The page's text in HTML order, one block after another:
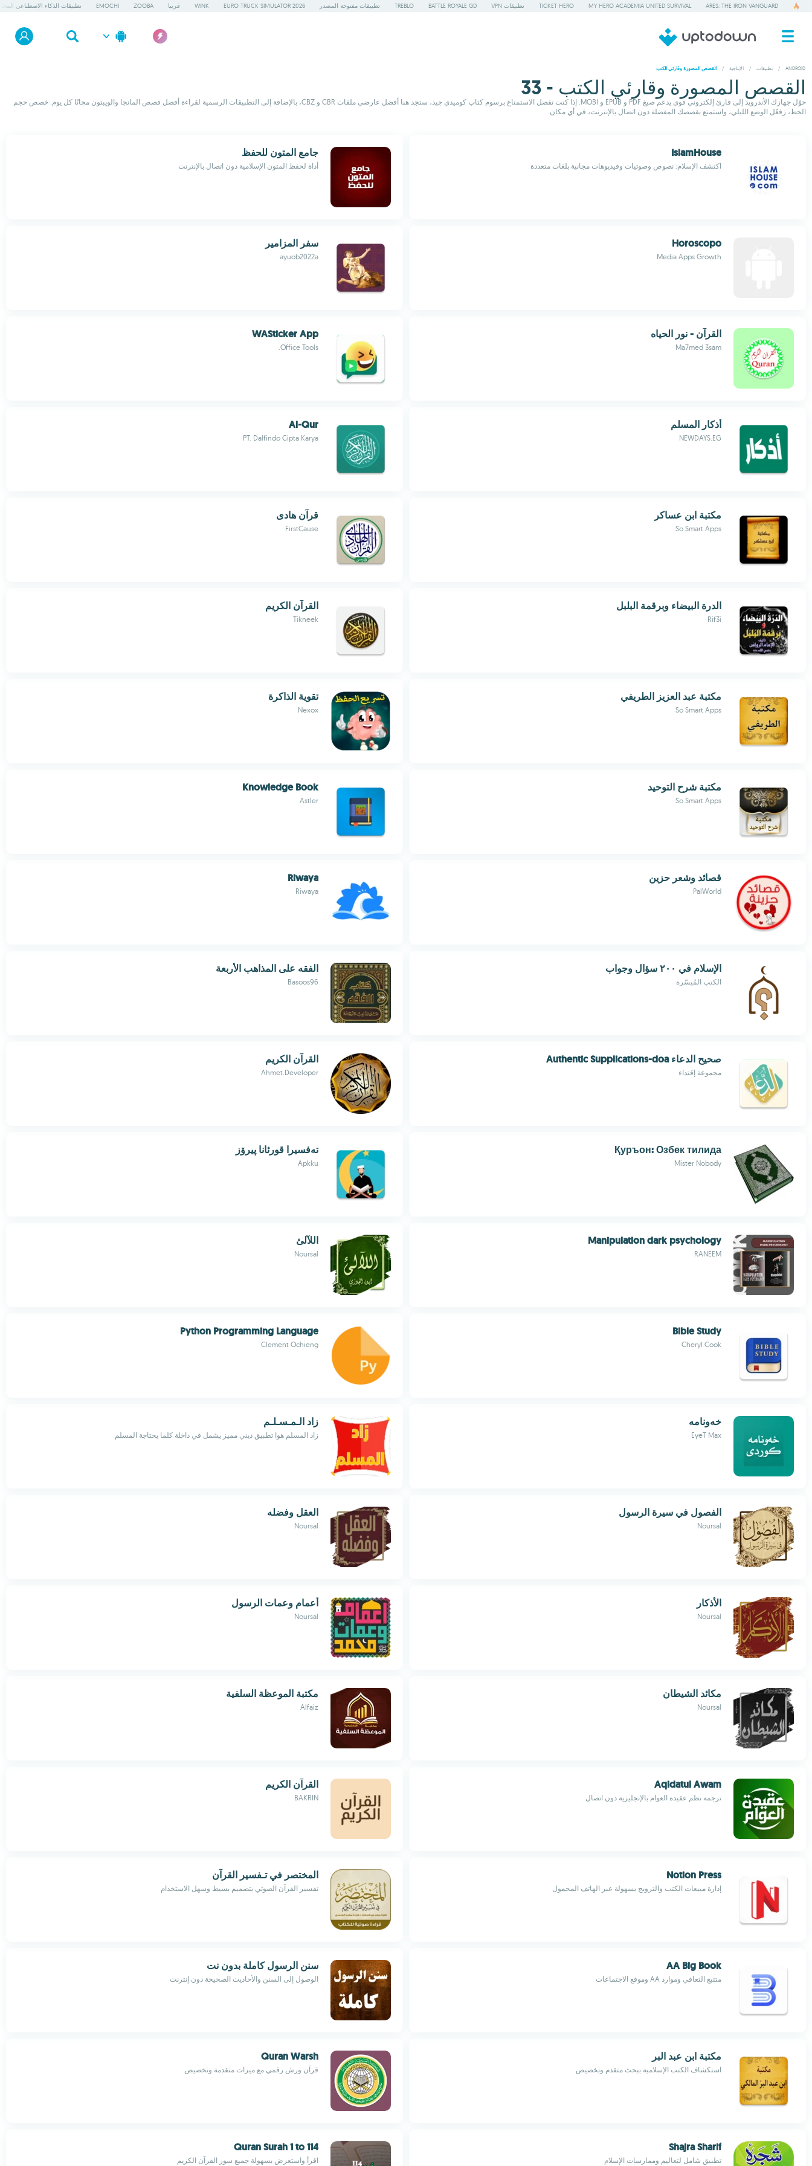
ARES: THE IRON VANGUARD
MY HERO ACADEMIA UNITED SURVIVAL
TICKET HERO تطبيقات VPN BATTLE ROYALE GD
TREBLO تطبيقات مفتوحة المصدر EURO TRUCK SIMULATOR 2026
WINK قريبا ZOOBA
EMOCHI تطبيقات الذكاء الاصطناعي
ANDROID
/ تطبيقات / الإنتاجية / القصص المصورة وقارئي الكتب
القصص المصورة وقارئي الكتب - 33
حوّل جهازك الأندرويد إلى قارئ إلكتروني قوي يدعم صيغ PDF و EPUB و MOBI. إذا كنت تفضل الاستمتاع برسوم كتاب كوميدي جيد، ستجد هنا أفضل عارضي ملفات CBR و CBZ، بالإضافة إلى التطبيقات الرسمية لقراءة أفضل قصص المانجا والويبتون مجانًا كل يوم. خصص حجم
الخط، زفعّل الوضع الليلي، واستمتع بقصصك المفضلة دون اتصال بالإنترنت، في أي مكان.
IslamHouse
اكتشف الإسلام: نصوص وصوتيات وفيديوهات مجانية بلغات متعددة
جامع المتون للحفظ
أداة لحفظ المتون الإسلامية دون اتصال بالإنترنت
Horoscopo
Media Apps Growth
سفر المزامير
ayuob2022a
القرآن - نور الحياه
Ma7med 3sam
WASticker App
Office Tools.
أذكار المسلم
NEWDAYS.EG
Al-Qur
PT. Dalfindo Cipta Karya
مكتبة ابن عساكر
So Smart Apps
قرآن هادی
FirstCause
الدرة البيضاء وبرقمة البلبل
Rif3i
القرآن الكريم
Tikneek
مكتبة عبد العزيز الطريفي
So Smart Apps
تقوية الذاكرة
Nexox
مكتبة شرح التوحيد
So Smart Apps
Knowledge Book
Astler
قصائد وشعر حزين
PalWorld
Riwaya
Riwaya
الإسلام في ٢٠٠ سؤال وجواب
الكتب المُيسّرة
الفقه على المذاهب الأربعة
Basoos96
صحيح الدعاء Authentic Supplications-doa
مجموعة إقتداء
القرآن الكريم
Ahmet.Developer
Қуръон: Озбек тилида
Mister Nobody
تەفسیرا قورئانا پیرۆز
Apkku
Manipulation dark psychology
RANEEM
اللآلئ
Noursal
Bible Study
Cheryl Cook
Python Programming Language
Clement Ochieng
خەونامە
EyeT Max
زاد الـمـسـلـم
زاد المسلم هوا تطبيق ديني مميز يشمل في داخلة كلما يحتاجة المسلم
الفصول في سيرة الرسول
Noursal
العقل وفضله
Noursal
الأذكار
Noursal
أعمام وعمات الرسول
Noursal
مكائد الشيطان
Noursal
مكتبة الموعظة السلفية
Alfaiz
Aqidatul Awam
ترجمة نظم عقيدة العوام بالإنجليزية دون اتصال
القرآن الكريم
BAKRIN
Notion Press
إدارة مبيعات الكتب والترويج بسهولة عبر الهاتف المحمول
المختصر في تـفسير القرآن
تفسير القرآن الصوتي بتصميم بسيط وسهل الاستخدام
AA Big Book
متتبع التعافي وموارد AA وموقع الاجتماعات
سنن الرسول كاملة بدون نت
الوصول إلى السنن والأحاديث الصحيحة دون إنترنت
مكتبة ابن عبد البر
استكشاف الكتب الإسلامية ببحث متقدم وتخصيص
Quran Warsh
قرآن ورش رقمي مع ميزات متقدمة وتخصيص
Shajra Sharif
تطبيق شامل لتعاليم وممارسات الإسلام
Quran Surah 1 to 114
اقرأ واستعرض بسهولة جميع سور القرآن الكريم